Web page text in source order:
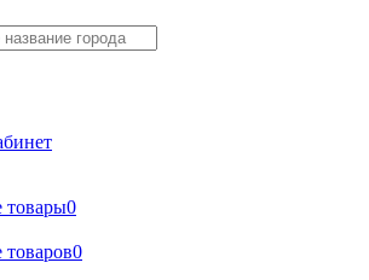
товары0
0